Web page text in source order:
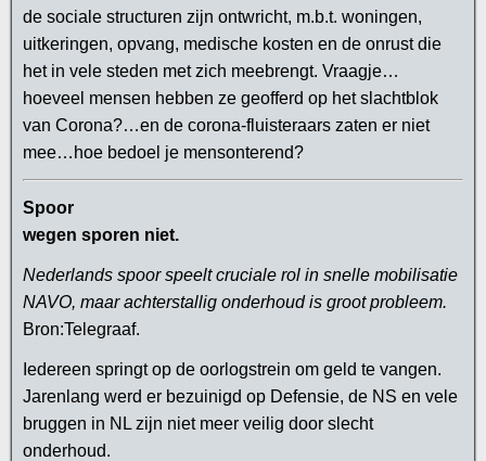
de sociale structuren zijn ontwricht, m.b.t. woningen,
uitkeringen, opvang, medische kosten en de onrust die
het in vele steden met zich meebrengt. Vraagje…
hoeveel mensen hebben ze geofferd op het slachtblok
van Corona?…en de corona-fluisteraars zaten er niet
mee…hoe bedoel je mensonterend?
Spoor
wegen sporen niet.
Nederlands spoor speelt cruciale rol in snelle mobilisatie
NAVO, maar achterstallig onderhoud is groot probleem.
Bron:Telegraaf.
Iedereen springt op de oorlogstrein om geld te vangen.
Jarenlang werd er bezuinigd op Defensie, de NS en vele
bruggen in NL zijn niet meer veilig door slecht
onderhoud.